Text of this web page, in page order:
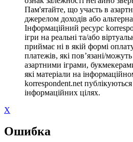
Пам'ятайте, що участь в
джерелом доходів або
Інформаційний ресурс
ігри на реальні та/або
приймає ні в якій формі
платежів, які пов’язані/
азартними іграми,
які матеріали на
korrespondent.net
інформаційних цілях.
X
Ошибка